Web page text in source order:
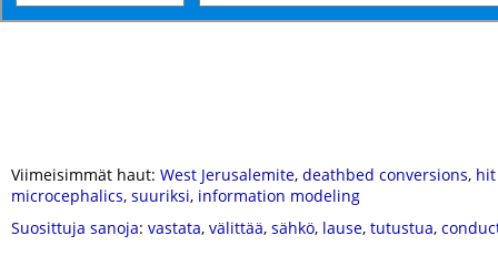
Viimeisimmät haut: West Jerusalemite, deathbed conversions,
microcephalics, suuriksi, information modeling
Suosittuja sanoja: vastata, välittää, sähkö, lause, tutustua,